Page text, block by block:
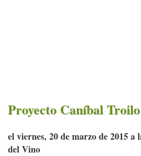
Proyecto Caníbal Troilo
el viernes, 20 de marzo de 2015 a
del Vino